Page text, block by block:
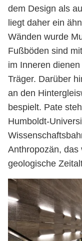
dem Design als
liegt daher ein
Wänden wurde
Fußböden sind
im Inneren
Träger. Darüber
an den
bespielt. Pate
Humboldt-
Anthropozän, das
geologische